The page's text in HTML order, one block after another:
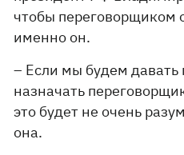
чтобы переговорщиком
именно он.
– Если мы будем давать
назначать
это будет не очень
она.